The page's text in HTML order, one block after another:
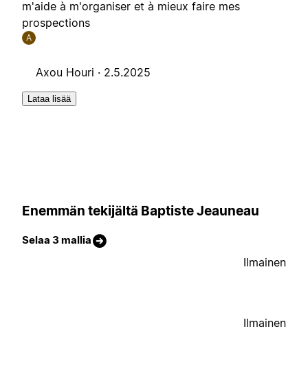
m'aide à m'organiser et à mieux faire mes
prospections
A
Axou Houri · 2.5.2025
Lataa lisää
Enemmän tekijältä Baptiste Jeauneau
Selaa 3 mallia
Ilmainen
Ilmainen